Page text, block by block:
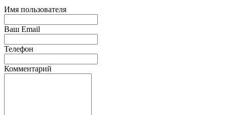
Имя пользователя
Ваш Email
Телефон
Комментарий